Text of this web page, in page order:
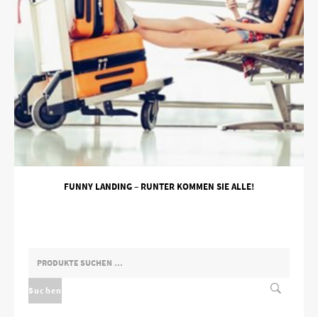
FUNNY LANDING – RUNTER KOMMEN SIE ALLE!
NACH:
Suchen